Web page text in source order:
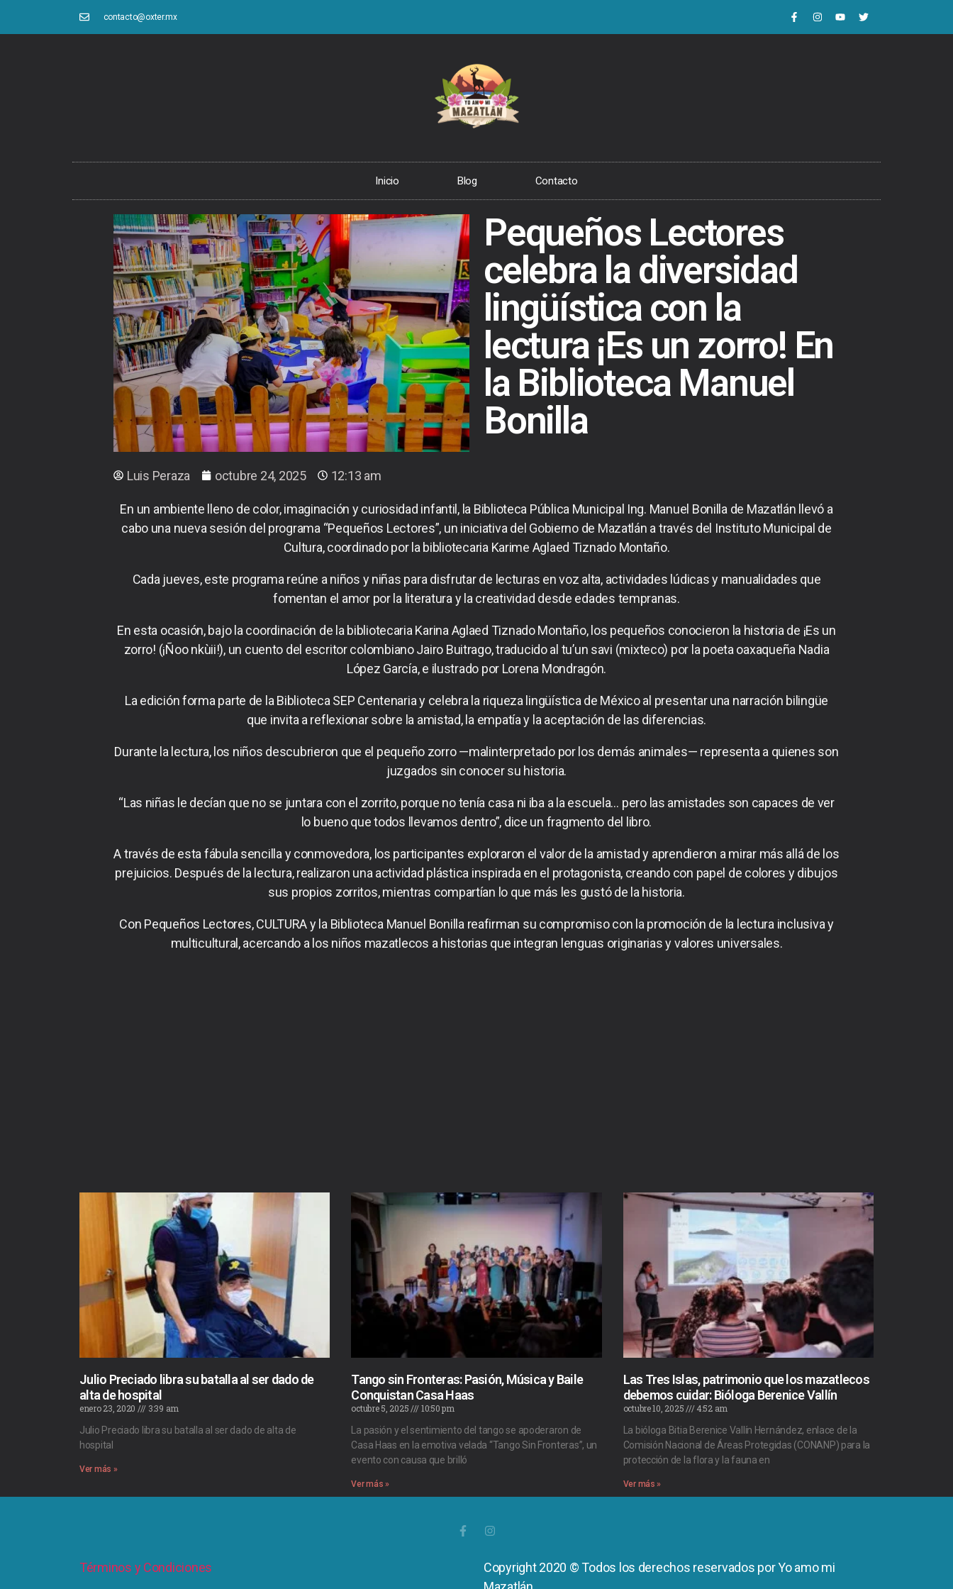
contacto@oxter.mx
Inicio Blog Contacto
Luis Peraza octubre 24, 2025 12:13 am
Pequeños Lectores
celebra la diversidad
lingüística con la
lectura ¡Es un zorro! En
la Biblioteca Manuel
Bonilla
En un ambiente lleno de color, imaginación y curiosidad infantil, la Biblioteca Pública Municipal Ing. Manuel Bonilla de Mazatlán llevó a
cabo una nueva sesión del programa “Pequeños Lectores”, un iniciativa del Gobierno de Mazatlán a través del Instituto Municipal de
Cultura, coordinado por la bibliotecaria Karime Aglaed Tiznado Montaño.
Cada jueves, este programa reúne a niños y niñas para disfrutar de lecturas en voz alta, actividades lúdicas y manualidades que
fomentan el amor por la literatura y la creatividad desde edades tempranas.
En esta ocasión, bajo la coordinación de la bibliotecaria Karina Aglaed Tiznado Montaño, los pequeños conocieron la historia de ¡Es un
zorro! (¡Ñoo nkùii!), un cuento del escritor colombiano Jairo Buitrago, traducido al tu’un savi (mixteco) por la poeta oaxaqueña Nadia
López García, e ilustrado por Lorena Mondragón.
La edición forma parte de la Biblioteca SEP Centenaria y celebra la riqueza lingüística de México al presentar una narración bilingüe
que invita a reflexionar sobre la amistad, la empatía y la aceptación de las diferencias.
Durante la lectura, los niños descubrieron que el pequeño zorro —malinterpretado por los demás animales— representa a quienes son
juzgados sin conocer su historia.
“Las niñas le decían que no se juntara con el zorrito, porque no tenía casa ni iba a la escuela… pero las amistades son capaces de ver
lo bueno que todos llevamos dentro”, dice un fragmento del libro.
A través de esta fábula sencilla y conmovedora, los participantes exploraron el valor de la amistad y aprendieron a mirar más allá de los
prejuicios. Después de la lectura, realizaron una actividad plástica inspirada en el protagonista, creando con papel de colores y dibujos
sus propios zorritos, mientras compartían lo que más les gustó de la historia.
Con Pequeños Lectores, CULTURA y la Biblioteca Manuel Bonilla reafirman su compromiso con la promoción de la lectura inclusiva y
multicultural, acercando a los niños mazatlecos a historias que integran lenguas originarias y valores universales.
Julio Preciado libra su batalla al ser dado de
alta de hospital
enero 23, 2020
3:39 am
Julio Preciado libra su batalla al ser dado de alta de
hospital
Ver más »
Tango sin Fronteras: Pasión, Música y Baile
Conquistan Casa Haas
octubre 5, 2025
10:50 pm
La pasión y el sentimiento del tango se apoderaron de
Casa Haas en la emotiva velada “Tango Sin Fronteras”, un
evento con causa que brilló
Ver más »
Las Tres Islas, patrimonio que los mazatlecos
debemos cuidar: Bióloga Berenice Vallín
octubre 10, 2025
4:52 am
La bióloga Bitia Berenice Vallín Hernández, enlace de la
Comisión Nacional de Áreas Protegidas (CONANP) para la
protección de la flora y la fauna en
Ver más »
Términos y Condiciones
Copyright 2020 © Todos los derechos reservados por Yo amo mi